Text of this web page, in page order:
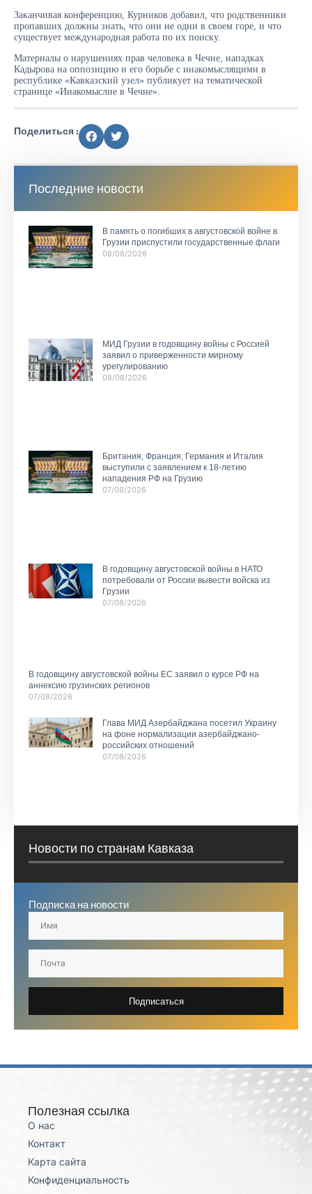
Заканчивая конференцию, Курников добавил, что родственники
пропавших должны знать, что они не одни в своем горе, и что
существует международная работа по их поиску.
Материалы о нарушениях прав человека в Чечне, нападках
Кадырова на оппозицию и его борьбе с инакомыслящими в
республике «Кавказский узел» публикует на тематической
странице «Инакомыслие в Чечне».
Поделиться :
Последние новости
В память о погибших в августовской войне в
Грузии приспустили государственные флаги
08/08/2026
МИД Грузии в годовщину войны с Россией
заявил о приверженности мирному
урегулированию
08/08/2026
Британия, Франция, Германия и Италия
выступили с заявлением к 18-летию
нападения РФ на Грузию
07/08/2026
В годовщину августовской войны в НАТО
потребовали от России вывести войска из
Грузии
07/08/2026
В годовщину августовской войны ЕС заявил о курсе РФ на
аннексию грузинских регионов
07/08/2026
Глава МИД Азербайджана посетил Украину
на фоне нормализации азербайджано-
российских отношений
07/08/2026
Новости по странам Кавказа
Подписка на новости
Подписаться
Полезная ссылка
О нас
Контакт
Карта сайта
Конфиденциальность